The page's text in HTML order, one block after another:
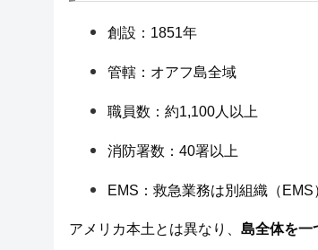
創設：1851年
管轄：オアフ島全域
職員数：約1,100人以上
消防署数：40署以上
EMS：救急業務は別組織（EMS
アメリカ本土とは異なり、 島全体を一